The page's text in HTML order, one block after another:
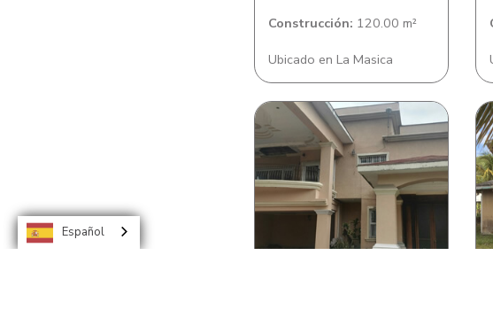
Construcción: 120.00 m²
Ubicado en La Masica
Casa de habitación en
Colonia El Sauce
Español